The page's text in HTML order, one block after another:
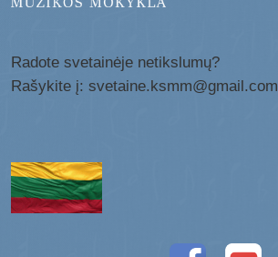
Radote svetainėje netikslumų?
Rašykite į: svetaine.ksmm@gmail.com